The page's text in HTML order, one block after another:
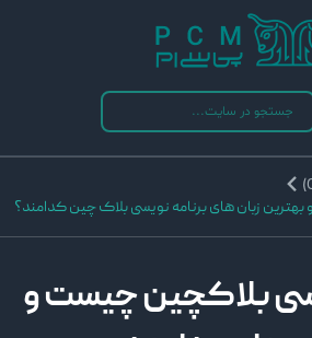
زبان های برنامه نویسی بلاک چین کدامند؟
بلاکچین چیست و